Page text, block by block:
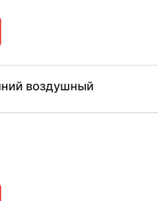
воздушный